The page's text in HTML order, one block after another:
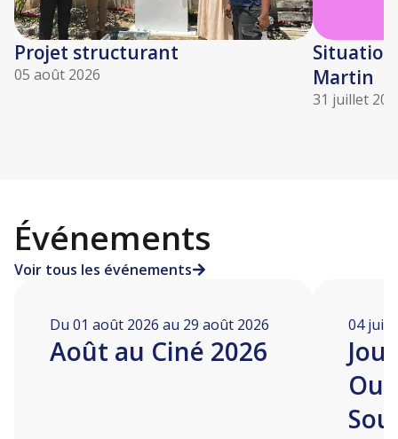
Projet structurant
05 août 2026
Situation
Martin
31 juillet
Événements
Voir tous les événements
Du 01 août 2026 au 29 août 2026
Août au Ciné 2026
04